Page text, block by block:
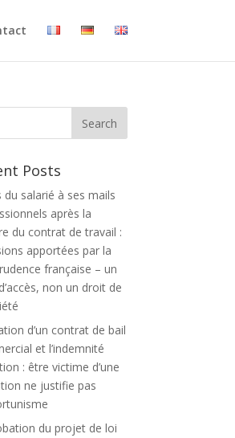
Posts
du salarié à ses mails
après la
du contrat de travail :
apportées par la
française – un
non un droit de
d’un contrat de bail
et l’indemnité
: être victime d’une
ne justifie pas
du projet de loi